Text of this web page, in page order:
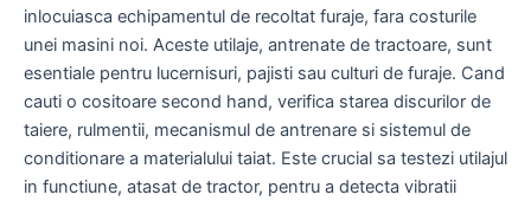
inlocuiasca echipamentul de recoltat furaje, fara costurile
unei masini noi. Aceste utilaje, antrenate de tractoare, sunt
esentiale pentru lucernisuri, pajisti sau culturi de furaje. Cand
cauti o cositoare second hand, verifica starea discurilor de
taiere, rulmentii, mecanismul de antrenare si sistemul de
conditionare a materialului taiat. Este crucial sa testezi utilajul
in functiune, atasat de tractor, pentru a detecta vibratii